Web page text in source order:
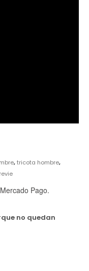
,tricota hombre,
Pago.
no quedan